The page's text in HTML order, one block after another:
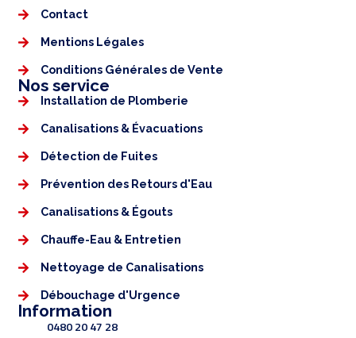
Contact
Mentions Légales​
Conditions Générales de Vente
Nos service
Installation de Plomberie
Canalisations & Évacuations
Détection de Fuites
Prévention des Retours d'Eau
Canalisations & Égouts
Chauffe-Eau & Entretien
Nettoyage de Canalisations
Débouchage d'Urgence
Information
0480 20 47 28